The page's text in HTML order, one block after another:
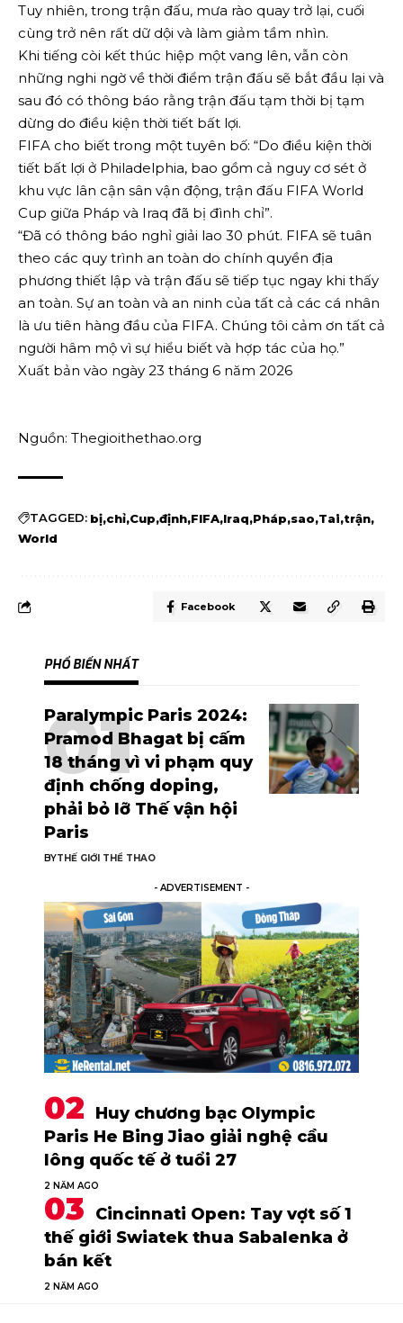
Tuy nhiên, trong trận đấu, mưa rào quay trở lại, cuối
cùng trở nên rất dữ dội và làm giảm tầm nhìn.
Khi tiếng còi kết thúc hiệp một vang lên, vẫn còn
những nghi ngờ về thời điểm trận đấu sẽ bắt đầu lại và
sau đó có thông báo rằng trận đấu tạm thời bị tạm
dừng do điều kiện thời tiết bất lợi.
FIFA cho biết trong một tuyên bố: “Do điều kiện thời
tiết bất lợi ở Philadelphia, bao gồm cả nguy cơ sét ở
khu vực lân cận sân vận động, trận đấu FIFA World
Cup giữa Pháp và Iraq đã bị đình chỉ”.
“Đã có thông báo nghỉ giải lao 30 phút. FIFA sẽ tuân
theo các quy trình an toàn do chính quyền địa
phương thiết lập và trận đấu sẽ tiếp tục ngay khi thấy
an toàn. Sự an toàn và an ninh của tất cả các cá nhân
là ưu tiên hàng đầu của FIFA. Chúng tôi cảm ơn tất cả
người hâm mộ vì sự hiểu biết và hợp tác của họ.”
Xuất bản vào ngày 23 tháng 6 năm 2026
Nguồn: Thegioithethao.org
TAGGED: bị chỉ Cup định FIFA Iraq Pháp sao Tai trận
World
Facebook
PHỔ BIẾN NHẤT
Paralympic Paris 2024:
Pramod Bhagat bị cấm
18 tháng vì vi phạm quy
định chống doping,
phải bỏ lỡ Thế vận hội
Paris
BYTHẾ GIỚI THỂ THAO
- ADVERTISEMENT -
Huy chương bạc Olympic
Paris He Bing Jiao giải nghệ cầu
lông quốc tế ở tuổi 27
2 NĂM AGO
Cincinnati Open: Tay vợt số 1
thế giới Swiatek thua Sabalenka ở
bán kết
2 NĂM AGO